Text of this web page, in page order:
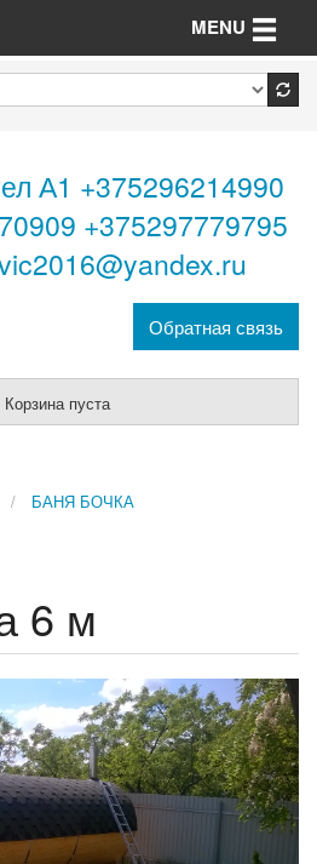
А1 +375296214990
+375297779795
Обратная связь
Корзина пуста
MENU Toggle
БАНЯ БОЧКА
6 м